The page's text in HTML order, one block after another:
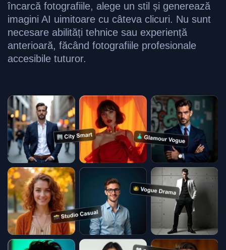
încarcă fotografiile, alege un stil și generează
imagini AI uimitoare cu câteva clicuri. Nu sunt
necesare abilități tehnice sau experiență
anterioară, făcând fotografiile profesionale
accesibile tuturor.